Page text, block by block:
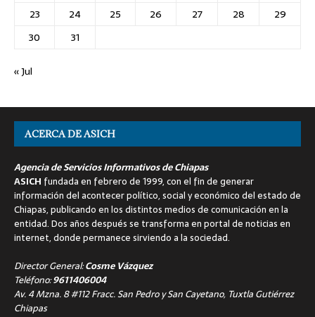
23
24 25 26 27 28
29
30
31
« Jul
ACERCA DE ASICH
Agencia de Servicios Informativos de Chiapas
ASICH fundada en febrero de 1999, con el fin de generar
información del acontecer político, social y económico del estado de
Chiapas, publicando en los distintos medios de comunicación en la
entidad. Dos años después se transforma en portal de noticias en
internet, donde permanece sirviendo a la sociedad.
Director General:Cosme Vázquez
Teléfono:9611406004
Av. 4 Mzna. 8 #112 Fracc. San Pedro y San Cayetano, Tuxtla Gutiérrez
Chiapas